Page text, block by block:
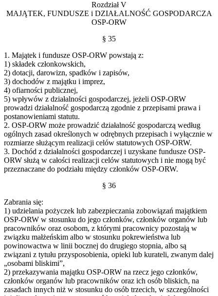
Rozdział V
MAJĄTEK, FUNDUSZE i DZIAŁALNOŚĆ GOSPODARCZA
OSP-ORW
§ 35
1. Majątek i fundusze OSP-ORW powstają z:
1) składek członkowskich,
2) dotacji, darowizn, spadków i zapisów,
3) dochodów z majątku i imprez,
4) ofiarności publicznej,
5) wpływów z działalności gospodarczej, jeżeli OSP-ORW
prowadzi działalność gospodarczą zgodnie z przepisami prawa i
postanowieniami statutu.
2. OSP-ORW może prowadzić działalność gospodarczą według
ogólnych zasad określonych w odrębnych przepisach i wyłącznie w
rozmiarze służącym realizacji celów statutowych OSP-ORW.
3. Dochód z działalności gospodarczej i uzyskane fundusze OSP-
ORW służą w całości realizacji celów statutowych i nie mogą być
przeznaczane do podziału między członków OSP-ORW.
§ 36
Zabrania się:
1) udzielania pożyczek lub zabezpieczania zobowiązań majątkiem
OSP-ORW w stosunku do jego członków, członków organów lub
pracowników oraz osobom, z którymi pracownicy pozostają w
związku małżeńskim albo w stosunku pokrewieństwa lub
powinowactwa w linii bocznej do drugiego stopnia, albo są
związani z tytułu przysposobienia, opieki lub kurateli, zwanym dalej
„osobami bliskimi”,
2) przekazywania majątku OSP-ORW na rzecz jego członków,
członków organów lub pracowników oraz ich osób bliskich, na
zasadach innych niż w stosunku do osób trzecich, w szczególności